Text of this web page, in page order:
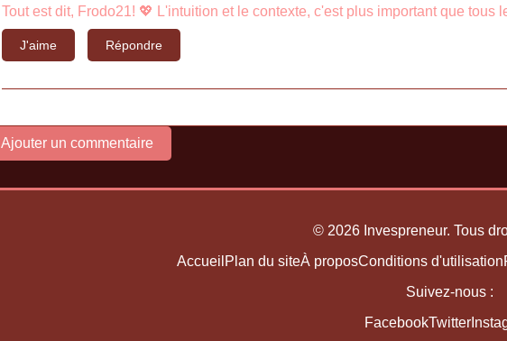
Tout est dit, Frodo21! 💖 L'intuition et le contexte, c'est plus important que tous
J'aime Répondre
Ajouter un commentaire
© 2026 Invespreneur. Tous
Accueil Plan du siteÀ proposConditions d'utilisation
Suivez-nous :
FacebookTwitter